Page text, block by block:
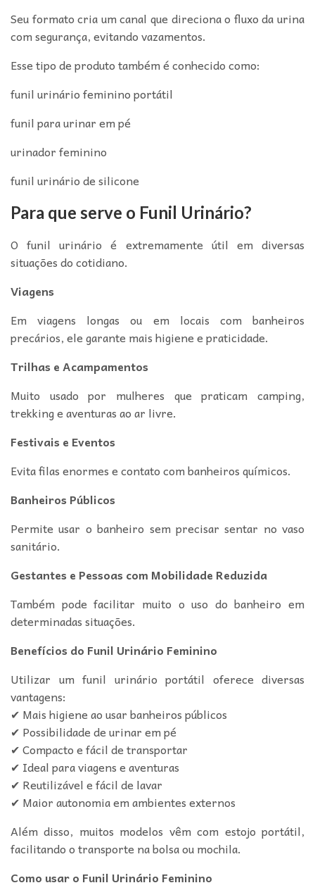
Seu formato cria um canal que direciona o fluxo da urina
com segurança, evitando vazamentos.
Esse tipo de produto também é conhecido como:
funil urinário feminino portátil
funil para urinar em pé
urinador feminino
funil urinário de silicone
Para que serve o Funil Urinário?
O funil urinário é extremamente útil em diversas
situações do cotidiano.
Viagens
Em viagens longas ou em locais com banheiros
precários, ele garante mais higiene e praticidade.
Trilhas e Acampamentos
Muito usado por mulheres que praticam camping,
trekking e aventuras ao ar livre.
Festivais e Eventos
Evita filas enormes e contato com banheiros químicos.
Banheiros Públicos
Permite usar o banheiro sem precisar sentar no vaso
sanitário.
Gestantes e Pessoas com Mobilidade Reduzida
Também pode facilitar muito o uso do banheiro em
determinadas situações.
Benefícios do Funil Urinário Feminino
Utilizar um funil urinário portátil oferece diversas
vantagens:
✔ Mais higiene ao usar banheiros públicos
✔ Possibilidade de urinar em pé
✔ Compacto e fácil de transportar
✔ Ideal para viagens e aventuras
✔ Reutilizável e fácil de lavar
✔ Maior autonomia em ambientes externos
Além disso, muitos modelos vêm com estojo portátil,
facilitando o transporte na bolsa ou mochila.
Como usar o Funil Urinário Feminino